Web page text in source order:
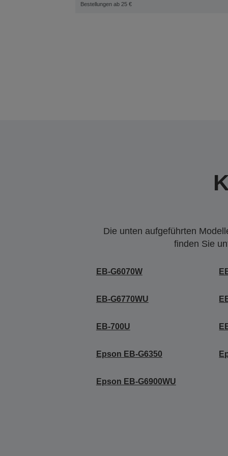
Bestellungen ab 25 €
Die unten aufgeführten
finden Sie
EB-G6070W
EB-G6770WU
EB-700U
Epson EB-G6350
Epson EB-G6900WU